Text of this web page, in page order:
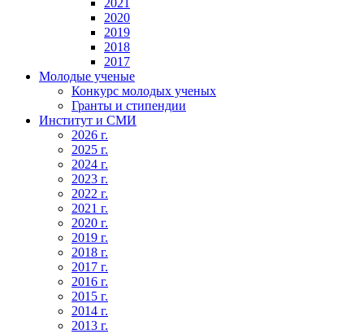
2020
2019
2018
2017
Молодые ученые
Конкурс молодых ученых
Гранты и стипендии
Институт и СМИ
2026 г.
2025 г.
2024 г.
2023 г.
2022 г.
2021 г.
2020 г.
2019 г.
2018 г.
2017 г.
2016 г.
2015 г.
2014 г.
2013 г.